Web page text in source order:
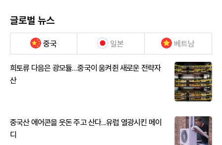
글로벌 뉴스
중국 일본 베트남
희토류 다음은 광모듈…중국이 움켜쥔 새로운 전략자
산
중국산 에어콘을 웃돈 주고 산다...유럽 열광시킨 메이
디